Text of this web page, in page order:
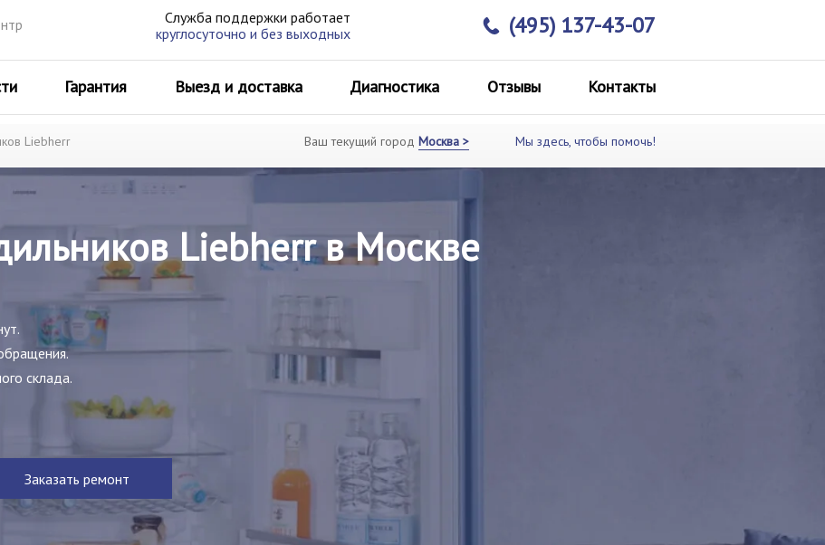
Служба поддержки работает
круглосуточно и без выходных
(495) 137-43-07
Гарантия Выезд и доставка Диагностика Отзывы Контакты
Liebherr Ваш текущий город Москва > Мы здесь, чтобы помочь!
Liebherr в Москве
склада.
Заказать ремонт